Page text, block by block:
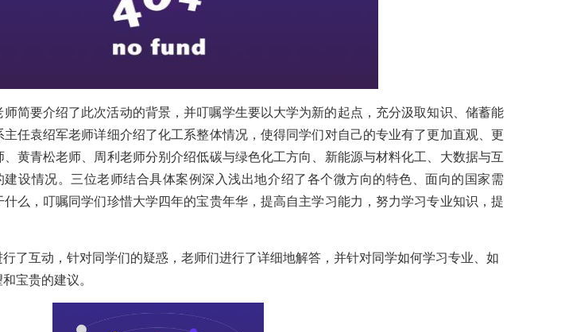
简要介绍了此次活动的背景，并叮嘱学生要以大学为新的起点，充分汲取知识、储蓄能
任袁绍军老师详细介绍了化工系整体情况，使得同学们对自己的专业有了更加直观、更
黄青松老师、周利老师分别介绍低碳与绿色化工方向、新能源与材料化工、大数据与互
设情况。三位老师结合具体案例深入浅出地介绍了各个微方向的特色、面向的国家需
么，叮嘱同学们珍惜大学四年的宝贵年华，提高自主学习能力，努力学习专业知识，提
了互动，针对同学们的疑惑，老师们进行了详细地解答，并针对同学如何学习专业、如
宝贵的建议。